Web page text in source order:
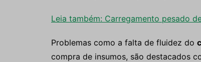
Leia também: Carregamento pesado
Problemas como a falta de fluidez do
compra de insumos, são destacados